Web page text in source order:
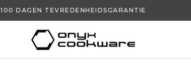
100 DAGEN TEVREDENHEIDSGARANTIE